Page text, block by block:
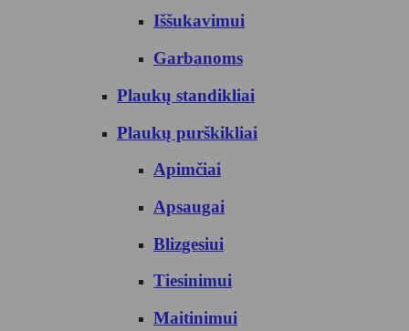
Iššukavimui
Garbanoms
Plaukų standikliai
Plaukų purškikliai
Apimčiai
Apsaugai
Blizgesiui
Tiesinimui
Maitinimui